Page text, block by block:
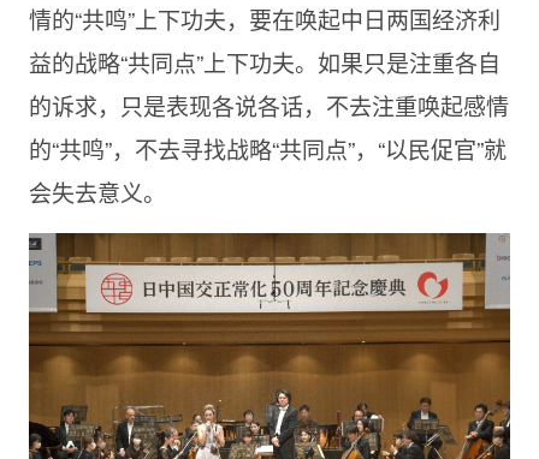
情的“共鸣”上下功夫，要在唤起中日两国经济利
益的战略“共同点”上下功夫。如果只是注重各自
的诉求，只是表现各说各话，不去注重唤起感情
的“共鸣”，不去寻找战略“共同点”，“以民促官”就
会失去意义。